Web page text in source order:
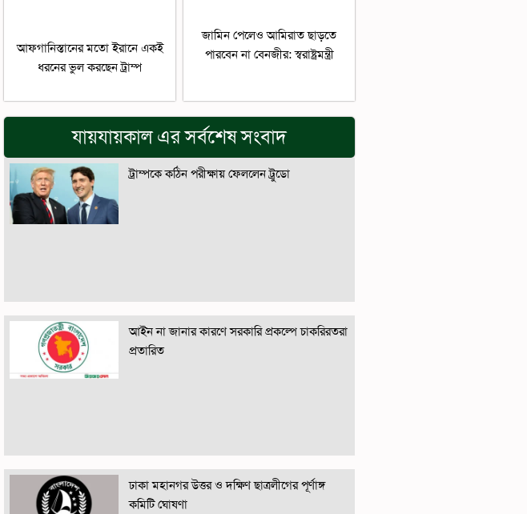
আফগানিস্তানের মতো ইরানে একই
ধরনের ভুল করছেন ট্রাম্প
জামিন পেলেও আমিরাত ছাড়তে
পারবেন না বেনজীর: স্বরাষ্ট্রমন্ত্রী
যায়যায়কাল এর সর্বশেষ সংবাদ
ট্রাম্পকে কঠিন পরীক্ষায় ফেললেন ট্রুডো
আইন না জানার কারণে সরকারি প্রকল্পে চাকরিরতরা
প্রতারিত
ঢাকা মহানগর উত্তর ও দক্ষিণ ছাত্রলীগের পূর্ণাঙ্গ
কমিটি ঘোষণা